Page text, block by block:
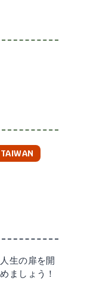
生の扉を開
ましょう！